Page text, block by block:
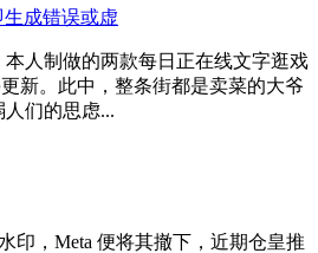
成错误或虚
人制做的两款每日正在线文字逛戏
新。此中，整条街都是卖菜的大爷
们的思虑...
印，Meta 便将其撤下，近期仓皇推